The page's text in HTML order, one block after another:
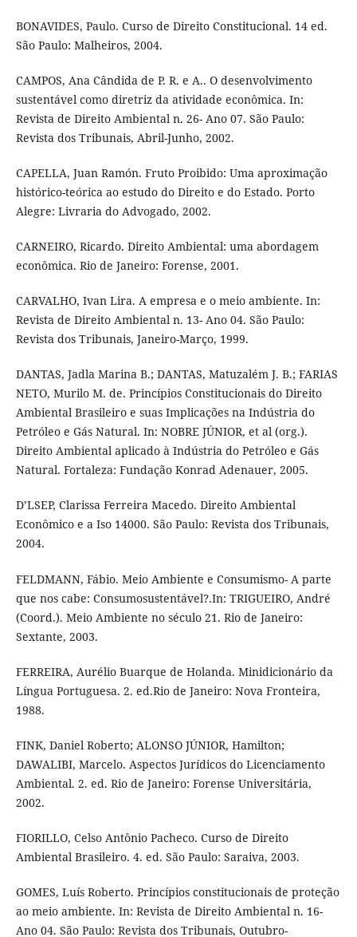
BONAVIDES, Paulo. Curso de Direito Constitucional. 14 ed.
São Paulo: Malheiros, 2004.
CAMPOS, Ana Cândida de P. R. e A.. O desenvolvimento
sustentável como diretriz da atividade econômica. In:
Revista de Direito Ambiental n. 26- Ano 07. São Paulo:
Revista dos Tribunais, Abril-Junho, 2002.
CAPELLA, Juan Ramón. Fruto Proibido: Uma aproximação
histórico-teórica ao estudo do Direito e do Estado. Porto
Alegre: Livraria do Advogado, 2002.
CARNEIRO, Ricardo. Direito Ambiental: uma abordagem
econômica. Rio de Janeiro: Forense, 2001.
CARVALHO, Ivan Lira. A empresa e o meio ambiente. In:
Revista de Direito Ambiental n. 13- Ano 04. São Paulo:
Revista dos Tribunais, Janeiro-Março, 1999.
DANTAS, Jadla Marina B.; DANTAS, Matuzalém J. B.; FARIAS
NETO, Murilo M. de. Princípios Constitucionais do Direito
Ambiental Brasileiro e suas Implicações na Indústria do
Petróleo e Gás Natural. In: NOBRE JÚNIOR, et al (org.).
Direito Ambiental aplicado à Indústria do Petróleo e Gás
Natural. Fortaleza: Fundação Konrad Adenauer, 2005.
D’LSEP, Clarissa Ferreira Macedo. Direito Ambiental
Econômico e a Iso 14000. São Paulo: Revista dos Tribunais,
2004.
FELDMANN, Fábio. Meio Ambiente e Consumismo- A parte
que nos cabe: Consumosustentável?.In: TRIGUEIRO, André
(Coord.). Meio Ambiente no século 21. Rio de Janeiro:
Sextante, 2003.
FERREIRA, Aurélio Buarque de Holanda. Minidicionário da
Língua Portuguesa. 2. ed.Rio de Janeiro: Nova Fronteira,
1988.
FINK, Daniel Roberto; ALONSO JÚNIOR, Hamilton;
DAWALIBI, Marcelo. Aspectos Jurídicos do Licenciamento
Ambiental. 2. ed. Rio de Janeiro: Forense Universitária,
2002.
FIORILLO, Celso Antônio Pacheco. Curso de Direito
Ambiental Brasileiro. 4. ed. São Paulo: Saraiva, 2003.
GOMES, Luís Roberto. Princípios constitucionais de proteção
ao meio ambiente. In: Revista de Direito Ambiental n. 16-
Ano 04. São Paulo: Revista dos Tribunais, Outubro-